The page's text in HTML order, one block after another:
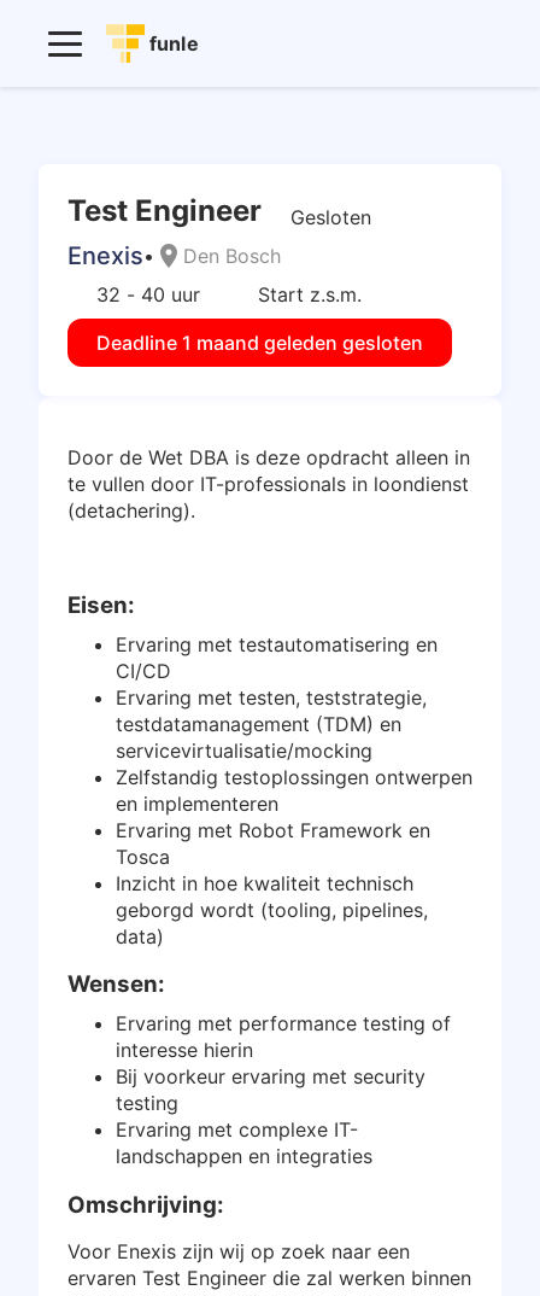
funle
Gratis starten
Test Engineer Gesloten
Enexis• location_on Den Bosch
32 - 40 uur
Start z.s.m.
Deadline 1 maand geleden gesloten
Door de Wet DBA is deze opdracht alleen in
te vullen door IT-professionals in loondienst
(detachering).
Eisen:
Ervaring met testautomatisering en
CI/CD
Ervaring met testen, teststrategie,
testdatamanagement (TDM) en
servicevirtualisatie/mocking
Zelfstandig testoplossingen ontwerpen
en implementeren
Ervaring met Robot Framework en
Tosca
Inzicht in hoe kwaliteit technisch
geborgd wordt (tooling, pipelines,
data)
Wensen:
Ervaring met performance testing of
interesse hierin
Bij voorkeur ervaring met security
testing
Ervaring met complexe IT-
landschappen en integraties
Omschrijving:
Voor Enexis zijn wij op zoek naar een
ervaren Test Engineer die zal werken binnen